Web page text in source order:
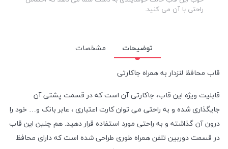
راحتی با آن می کنید.
توضیحات
مشخصات
قاب محافظ لنزدار به همراه جاکارتی
قابلیت ویژه این قاب، جاکارتی آن است که در قسمت پشتی آن
جایگذاری شده و به راحتی می توان کارت اعتباری ، عابر بانک و… خود را
درون آن گذاشته و به راحتی مورد استفاده قرار دهید. هم چنین این قاب
در قسمت دوربین تلفن همراه طوری طراحی شده است که دارای محافظ